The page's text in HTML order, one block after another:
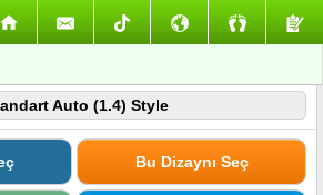
Auto (1.4) Style
Bu Dizaynı Seç